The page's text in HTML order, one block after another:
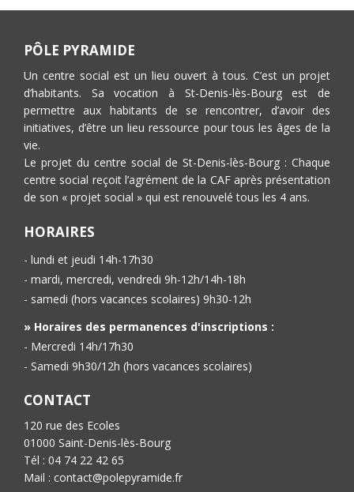
PÔLE PYRAMIDE
Un centre social est un lieu ouvert à tous. C’est un projet
d’habitants. Sa vocation à St-Denis-lès-Bourg est de
permettre aux habitants de se rencontrer, d’avoir des
initiatives, d’être un lieu ressource pour tous les âges de la
vie.
Le projet du centre social de St-Denis-lès-Bourg : Chaque
centre social reçoit l’agrément de la CAF après présentation
de son « projet social » qui est renouvelé tous les 4 ans.
HORAIRES
- lundi et jeudi 14h-17h30
- mardi, mercredi, vendredi 9h-12h/14h-18h
- samedi (hors vacances scolaires) 9h30-12h
» Horaires des permanences d'inscriptions :
- Mercredi 14h/17h30
- Samedi 9h30/12h (hors vacances scolaires)
CONTACT
120 rue des Ecoles
01000 Saint-Denis-lès-Bourg
Tél : 04 74 22 42 65
Mail : contact@polepyramide.fr